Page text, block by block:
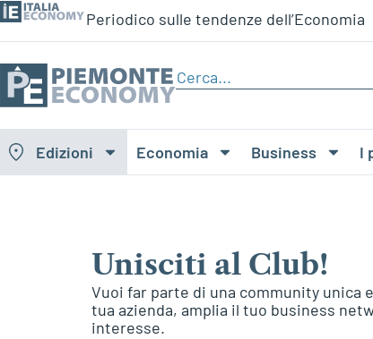
Periodico sulle tendenze dell’Economia
Edizioni Economia Business I
Unisciti al Club!
Vuoi far parte di una community unica
tua azienda, amplia il tuo business
interesse.